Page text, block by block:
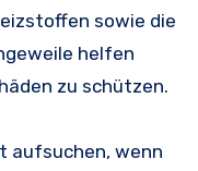
sowie die
helfen
zu schützen.
aufsuchen, wenn